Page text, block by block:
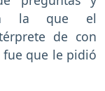
la que el
de con
que le pidió